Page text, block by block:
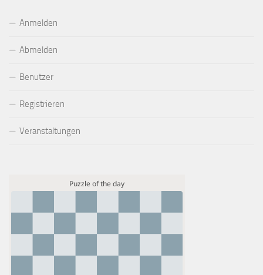
Anmelden
Abmelden
Benutzer
Registrieren
Veranstaltungen